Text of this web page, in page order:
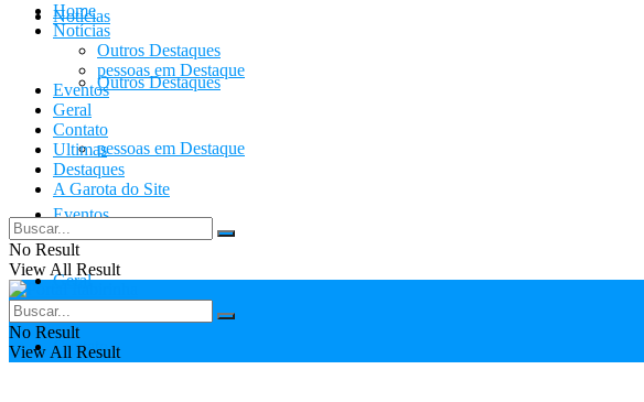
Notícias
Outros Destaques
pessoas em Destaque
Eventos
Geral
Contato
Home
Notícias
Outros Destaques
pessoas em Destaque
Eventos
Geral
Contato
Ultimas
Destaques
A Garota do Site
No Result
View All Result
No Result
View All Result